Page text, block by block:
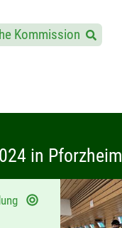
Kommission
in Pforzheim